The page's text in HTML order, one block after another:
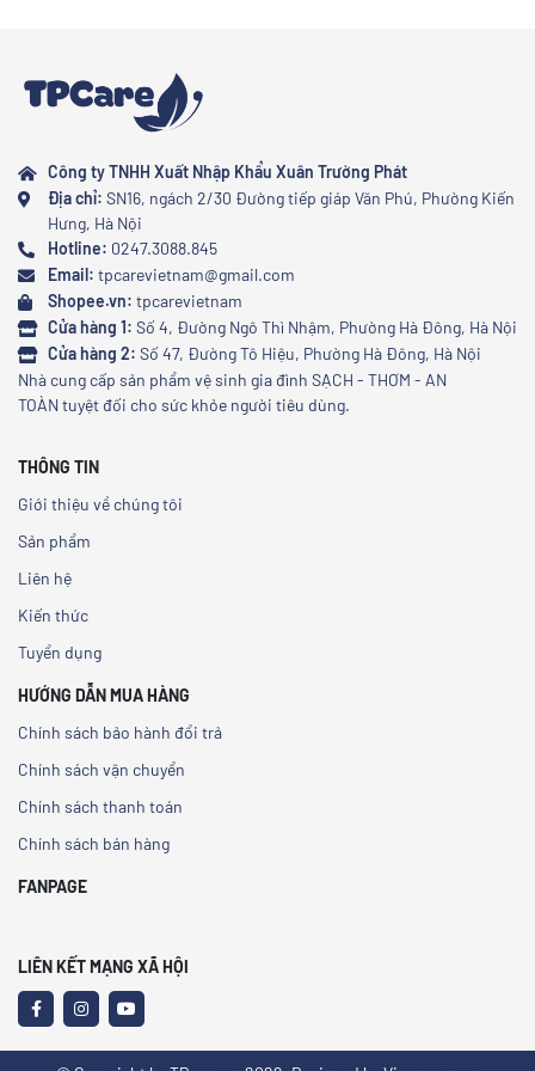
Công ty TNHH Xuất Nhập Khẩu Xuân Trường Phát
Địa chỉ: SN16, ngách 2/30 Đường tiếp giáp Văn Phú, Phường Kiến
Hưng, Hà Nội
Hotline: 0247.3088.845
Email: tpcarevietnam@gmail.com
Shopee.vn: tpcarevietnam
Cửa hàng 1: Số 4, Đường Ngô Thì Nhậm, Phường Hà Đông, Hà Nội
Cửa hàng 2: Số 47, Đường Tô Hiệu, Phường Hà Đông, Hà Nội
Nhà cung cấp sản phẩm vệ sinh gia đình SẠCH - THƠM - AN
TOÀN tuyệt đối cho sức khỏe người tiêu dùng.
THÔNG TIN
Giới thiệu về chúng tôi
Sản phẩm
Liên hệ
Kiến thức
Tuyển dụng
HƯỚNG DẪN MUA HÀNG
Chính sách bảo hành đổi trả
Chính sách vận chuyển
Chính sách thanh toán
Chính sách bán hàng
FANPAGE
LIÊN KẾT MẠNG XÃ HỘI